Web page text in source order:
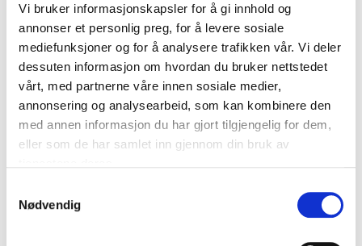
Vi bruker informasjonskapsler for å gi innhold og
annonser et personlig preg, for å levere sosiale
mediefunksjoner og for å analysere trafikken vår. Vi deler
dessuten informasjon om hvordan du bruker nettstedet
vårt, med partnerne våre innen sosiale medier,
annonsering og analysearbeid, som kan kombinere den
med annen informasjon du har gjort tilgjengelig for dem,
eller som de har samlet inn gjennom din bruk av
Nødvendig
M6 x 80 (x20)
M6 x 100 (x20)
Ball-head screws
M4 x 20 (x70)
M4 x 40 (x50)
M5 x 60 (x30)
6 x S2 Torx bits